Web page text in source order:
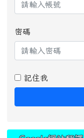
密碼
記住我